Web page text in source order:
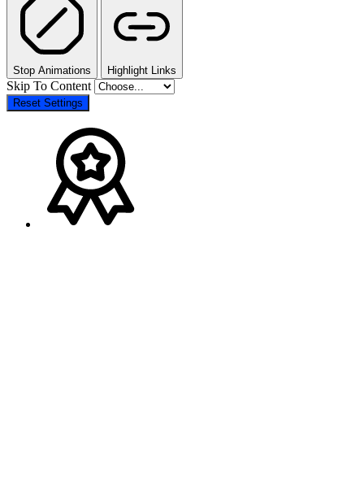
Stop Animations Highlight Links
Skip To Content
Reset Settings